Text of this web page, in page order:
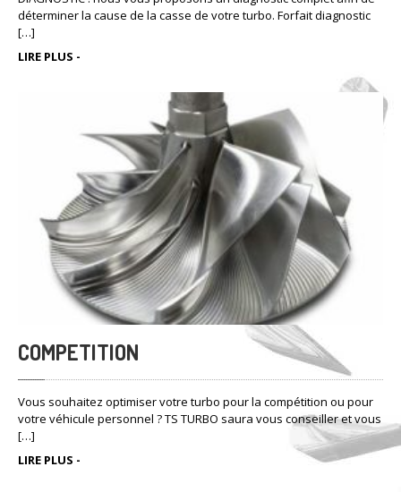
déterminer la cause de la casse de votre turbo. Forfait diagnostic
[…]
LIRE PLUS -
COMPETITION
Vous souhaitez optimiser votre turbo pour la compétition ou pour
votre véhicule personnel ? TS TURBO saura vous conseiller et vous
[…]
LIRE PLUS -